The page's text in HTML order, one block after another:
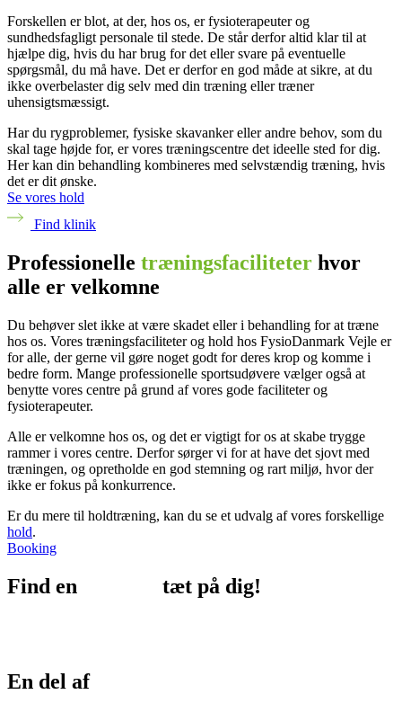
Forskellen er blot, at der, hos os, er fysioterapeuter og
sundhedsfagligt personale til stede. De står derfor altid klar til at
hjælpe dig, hvis du har brug for det eller svare på eventuelle
spørgsmål, du må have. Det er derfor en god måde at sikre, at du
ikke overbelaster dig selv med din træning eller træner
uhensigtsmæssigt.
Har du rygproblemer, fysiske skavanker eller andre behov, som du
skal tage højde for, er vores træningscentre det ideelle sted for dig.
Her kan din behandling kombineres med selvstændig træning, hvis
det er dit ønske.
Se vores hold
Find klinik
Professionelle træningsfaciliteter hvor
alle er velkomne
Du behøver slet ikke at være skadet eller i behandling for at træne
hos os. Vores træningsfaciliteter og hold hos FysioDanmark Vejle er
for alle, der gerne vil gøre noget godt for deres krop og komme i
bedre form. Mange professionelle sportsudøvere vælger også at
benytte vores centre på grund af vores gode faciliteter og
fysioterapeuter.
Alle er velkomne hos os, og det er vigtigt for os at skabe trygge
rammer i vores centre. Derfor sørger vi for at have det sjovt med
træningen, og opretholde en god stemning og rart miljø, hvor der
ikke er fokus på konkurrence.
Er du mere til holdtræning, kan du se et udvalg af vores forskellige
hold.
Booking
Find en tæt på dig!
En del af